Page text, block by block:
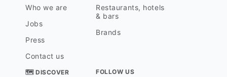
Who we are
Jobs
Press
Contact us
Restaurants, hotels
& bars
Brands
🗺 DISCOVER FOLLOW US